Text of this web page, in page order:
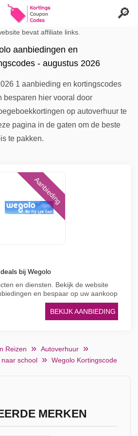
bevat affiliate links.
aanbiedingen en
- augustus 2026
1 aanbieding en kortingscodes
besparen hier vooral door
op autoverhuur te
pagina in de gaten om de beste
te pakken.
Aanbieding
bij Wegolo
en diensten. Bekijk de website
en bespaar op uw aankoop
BEKIJK AANBIEDING
Reizen
Autoverhuur
naar school Wegolo Kortingscode
MERKEN